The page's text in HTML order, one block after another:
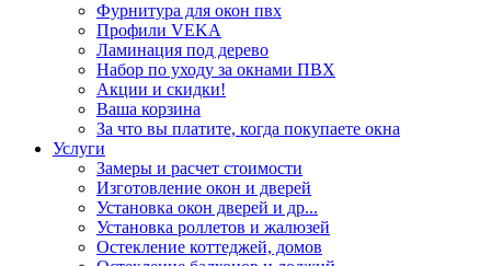
Фурнитура для окон пвх
Профили VEKA
Ламинация под дерево
Набор по уходу за окнами ПВХ
Акции и скидки!
Ваша корзина
За что вы платите, когда покупаете окна
Услуги
Замеры и расчет стоимости
Изготовление окон и дверей
Установка окон дверей и др...
Установка роллетов и жалюзей
Остекление коттеджей, домов